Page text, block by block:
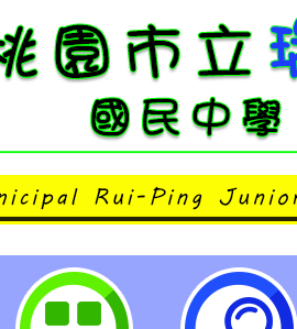
站設計者：徐嘉